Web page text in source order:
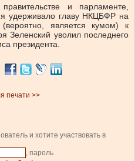
и парламенте,
удерживало главу НКЦБФР на
является кумом) к
Зеленский уволил последнего
президента.
печати >>
и хотите участвовать в
, пароль